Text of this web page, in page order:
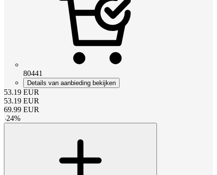
80441
Details van aanbieding bekijken
53.19 EUR
53.19 EUR
69.99 EUR
-24%